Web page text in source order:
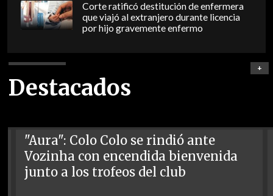
Corte ratificó destitución de enfermera
que viajó al extranjero durante licencia
por hijo gravemente enfermo
Destacados
+
"Aura": Colo Colo se rindió ante
Vozinha con encendida bienvenida
junto a los trofeos del club